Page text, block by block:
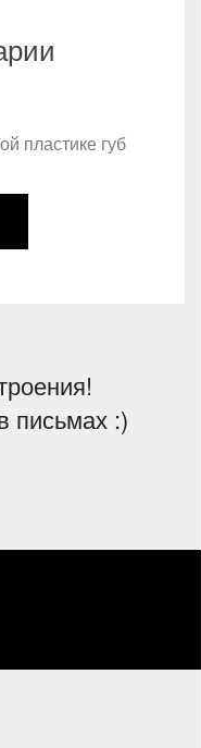
пластике губ
письмах :)